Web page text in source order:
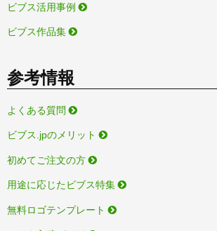
ビブス活用事例
ビブス作品集
参考情報
よくある質問
ビブス.jpのメリット
初めてご注文の方
用途に応じたビブス特集
無料ロゴテンプレート